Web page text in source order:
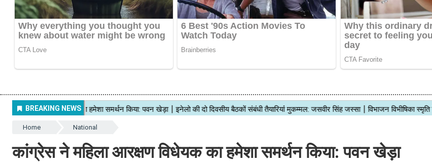
Home National
कांग्रेस ने महिला आरक्षण विधेयक का हमेशा समर्थन किया: पवन खेड़ा